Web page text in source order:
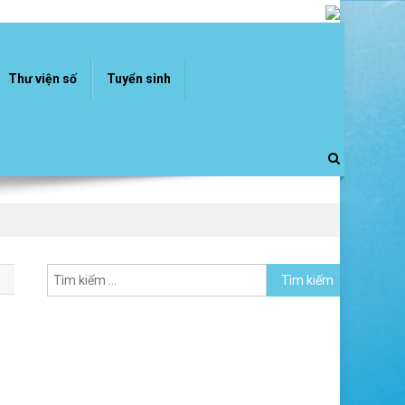
Thư viện số Tuyển sinh
Tìm
kiếm